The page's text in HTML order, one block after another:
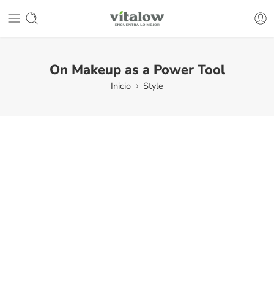
On Makeup as a Power Tool
Inicio Style